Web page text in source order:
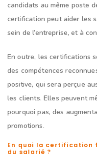
candidats au même poste
certification peut aider les
sein de l’entreprise, et à
En outre, les certifications
des compétences
positive, qui sera perçue
les clients. Elles peuvent
pourquoi pas, des
promotions.
En quoi la certification
du salarié ?